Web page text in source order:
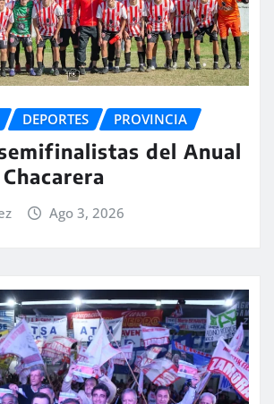
DEPORTES PROVINCIA
del Anual
Ago 3, 2026